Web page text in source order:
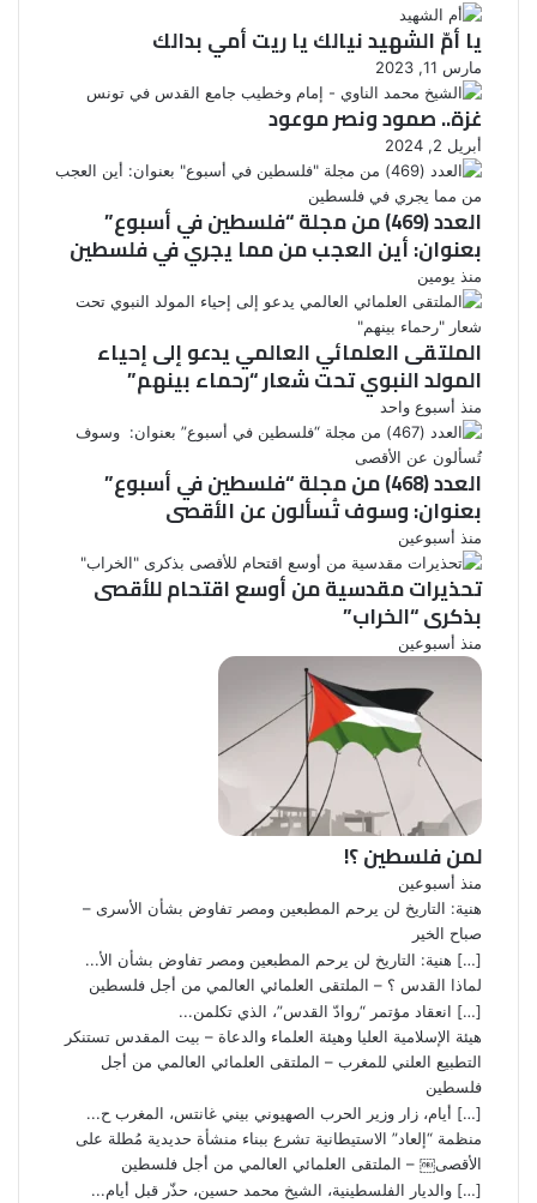
يا أمّ الشهيد نيالك يا ريت أمي بدالك
مارس 11, 2023
غزة.. صمود ونصر موعود
أبريل 2, 2024
العدد (469) من مجلة “فلسطين في أسبوع”
بعنوان: أين العجب من مما يجري في فلسطين
منذ يومين
الملتقى العلمائي العالمي يدعو إلى إحياء
المولد النبوي تحت شعار “رحماء بينهم”
منذ أسبوع واحد
العدد (468) من مجلة “فلسطين في أسبوع”
بعنوان: وسوف تُسألون عن الأقصى
منذ أسبوعين
تحذيرات مقدسية من أوسع اقتحام للأقصى
بذكرى “الخراب”
منذ أسبوعين
لمن فلسطين ؟!
منذ أسبوعين
هنية: التاريخ لن يرحم المطبعين ومصر تفاوض بشأن الأسرى –
صباح الخير
[…] هنية: التاريخ لن يرحم المطبعين ومصر تفاوض بشأن الأ...
لماذا القدس ؟ – الملتقى العلمائي العالمي من أجل فلسطين
[…] انعقاد مؤتمر “روادّ القدس”، الذي تكلمن...
هيئة الإسلامية العليا وهيئة العلماء والدعاة – بيت المقدس تستنكر
التطبيع العلني للمغرب – الملتقى العلمائي العالمي من أجل
فلسطين
[…] أيام، زار وزير الحرب الصهيوني بيني غانتس، المغرب ح...
منظمة “إلعاد” الاستيطانية تشرع ببناء منشأة حديدية مُطلة على
الأقصى￼ – الملتقى العلمائي العالمي من أجل فلسطين
[…] والديار الفلسطينية، الشيخ محمد حسين، حذّر قبل أيام...